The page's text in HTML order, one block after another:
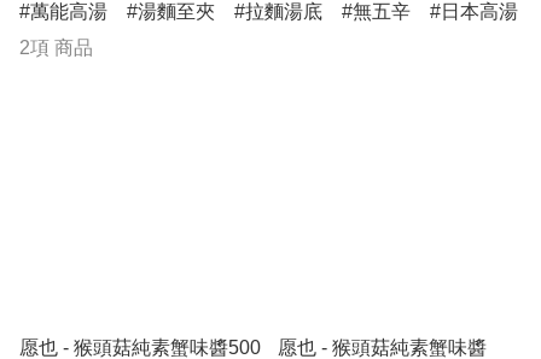
萬能高湯 湯麵至夾 拉麵湯底 無五辛
日本高湯
2項 商品
愿也 - 猴頭菇純素蟹味醬500
愿也 - 猴頭菇純素蟹味醬